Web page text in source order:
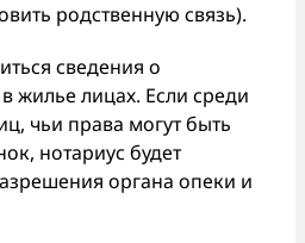
родственную связь).
сведения о
жилье лицах. Если среди
чьи права могут быть
нотариус будет
органа опеки и